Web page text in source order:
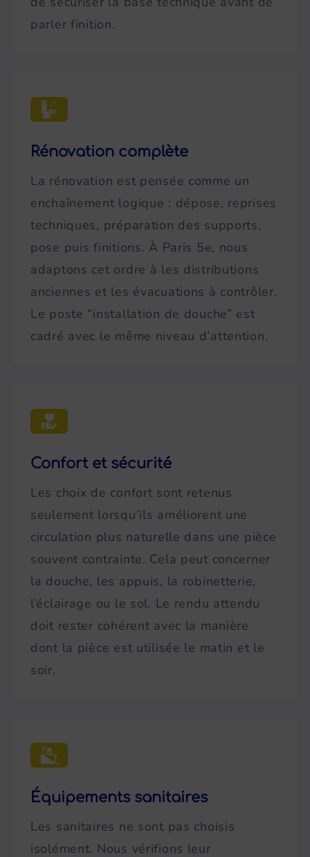
parler finition.
Rénovation complète
La rénovation est pensée comme un
enchaînement logique : dépose, reprises
techniques, préparation des supports,
pose puis finitions. À Paris 5e, nous
adaptons cet ordre à les distributions
anciennes et les évacuations à contrôler.
Le poste “installation de douche” est
cadré avec le même niveau d’attention.
Confort et sécurité
Les choix de confort sont retenus
seulement lorsqu’ils améliorent une
circulation plus naturelle dans une pièce
souvent contrainte. Cela peut concerner
la douche, les appuis, la robinetterie,
l’éclairage ou le sol. Le rendu attendu
doit rester cohérent avec la manière
dont la pièce est utilisée le matin et le
soir.
Équipements sanitaires
Les sanitaires ne sont pas choisis
isolément. Nous vérifions leur